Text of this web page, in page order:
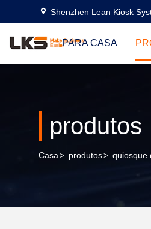
Shenzhen Lean Kiosk
PARA CASA
produtos
Casa> produtos> quiosque